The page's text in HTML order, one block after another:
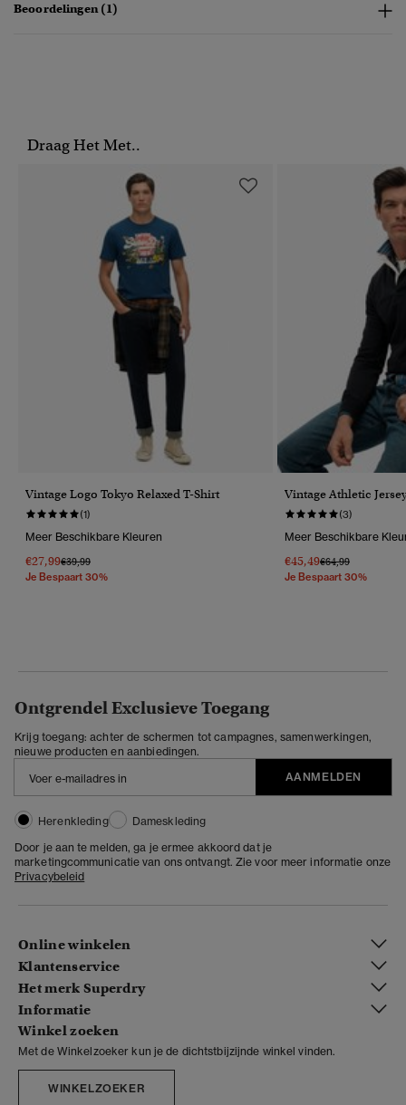
Beoordelingen (1)
Draag Het Met..
Vintage Logo Tokyo Relaxed T-Shirt
(1)
Meer Beschikbare Kleuren
€27,99Prijs Verlaagd Van
€39,99Naar
Je Bespaart 30%
Vintage Athletic
(3)
Meer Beschikbare
€45,49Prijs Verlaagd Van
€64,99Naar
Je Bespaart 30%
Ontgrendel Exclusieve Toegang
Krijg toegang: achter de schermen tot campagnes, samenwerkingen,
nieuwe producten en aanbiedingen.
AANMELDEN
Herenkleding
Dameskleding
Door je aan te melden, ga je ermee akkoord dat je
marketingcommunicatie van ons ontvangt. Zie voor meer informatie onze
Privacybeleid
Online winkelen
Klantenservice
Het merk Superdry
Informatie
Winkel zoeken
Met de Winkelzoeker kun je de dichtstbijzijnde winkel vinden.
WINKELZOEKER